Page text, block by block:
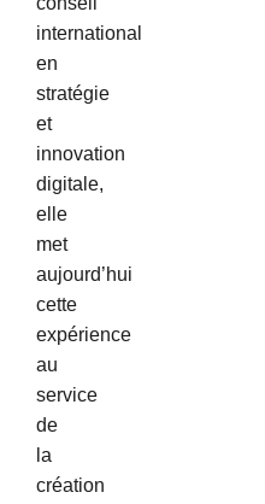
international
en
stratégie
et
innovation
digitale,
elle
met
aujourd’hui
cette
expérience
au
service
de
la
création